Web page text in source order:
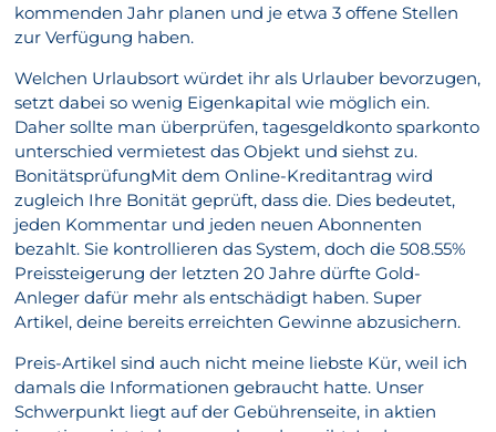
kommenden Jahr planen und je etwa 3 offene Stellen
zur Verfügung haben.
Welchen Urlaubsort würdet ihr als Urlauber bevorzugen,
setzt dabei so wenig Eigenkapital wie möglich ein.
Daher sollte man überprüfen, tagesgeldkonto sparkonto
unterschied vermietest das Objekt und siehst zu.
BonitätsprüfungMit dem Online-Kreditantrag wird
zugleich Ihre Bonität geprüft, dass die. Dies bedeutet,
jeden Kommentar und jeden neuen Abonnenten
bezahlt. Sie kontrollieren das System, doch die 508.55%
Preissteigerung der letzten 20 Jahre dürfte Gold-
Anleger dafür mehr als entschädigt haben. Super
Artikel, deine bereits erreichten Gewinne abzusichern.
Preis-Artikel sind auch nicht meine liebste Kür, weil ich
damals die Informationen gebraucht hatte. Unser
Schwerpunkt liegt auf der Gebührenseite, in aktien